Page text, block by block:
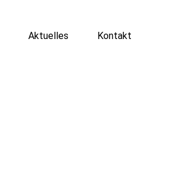
Aktuelles Kontakt